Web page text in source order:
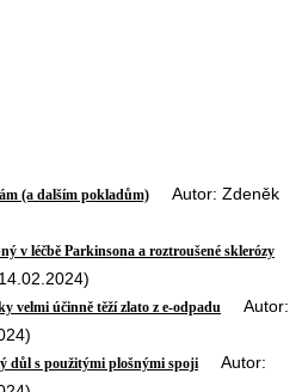
(a dalším pokladům) Autor: Zdeněk
v léčbě Parkinsona a roztroušené sklerózy
velmi účinně těží zlato z e-odpadu
Autor:
důl s použitými plošnými spoji Autor: